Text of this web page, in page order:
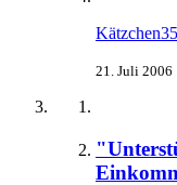
Kätzchen35
21. Juli 2006